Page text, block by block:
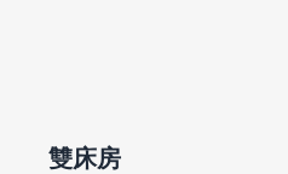
雙床房